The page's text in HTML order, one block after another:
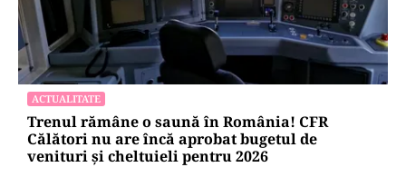
ACTUALITATE
Trenul rămâne o saună în România! CFR
Călători nu are încă aprobat bugetul de
venituri și cheltuieli pentru 2026